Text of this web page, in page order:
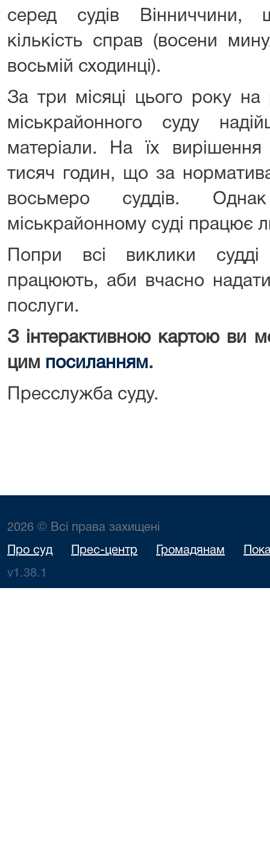
серед судів
кількість справ (восени
восьмій сходинці).
За три місяці цього року на
міськрайонного суду
матеріали. На їх
тисяч годин, що за
восьмеро суддів.
міськрайонному суді працює
Попри всі виклики
працюють, аби вчасно
послуги.
З інтерактивною картою ви
цим
посиланням .
Пресслужба суду.
2026 © Всі права захищені
Про суд Прес-центр Громадянам
v1.38.1